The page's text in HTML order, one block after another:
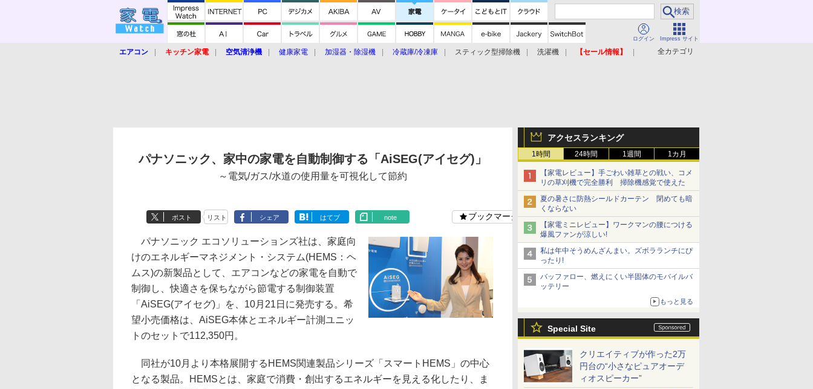
ログイン Impress サイト
全カテゴリ
エアコン キッチン家電 空気清浄機 健康家電 加湿器・除湿機 冷蔵庫/冷凍庫 スティック型掃除機 洗濯機
【セール情報】
アクセスランキング
1時間 24時間 1週間 1カ月
【家電レビュー】手ごわい雑草との戦い、コメ
リの草刈機で完全勝利 掃除機感覚で使えた
夏の暑さに防熱シールドカーテン 閉めても暗
くならない
【家電ミニレビュー】ワークマンの腰につける
爆風ファンが涼しい!
私は年中そうめんざんまい。ズボラランチにぴ
ったり!
バッファロー、燃えにくい半固体のモバイルバ
ッテリー
もっと見る
Special Site
クリエイティブが作った2万
円台の“小さなピュアオーデ
ィオスピーカー”
パナソニック、家中の家電を自動制御する「AiSEG(アイセグ)」
～電気/ガス/水道の使用量を可視化して節約
ポスト リスト シェア はてブ note ブックマーク
パナソニック エコソリューションズ社は、家庭向
けのエネルギーマネジメント・システム(HEMS：ヘ
ムス)の新製品として、エアコンなどの家電を自動で
制御し、快適さを保ちながら節電する制御装置
「AiSEG(アイセグ)」を、10月21日に発売する。希
望小売価格は、AiSEG本体とエネルギー計測ユニッ
トのセットで112,350円。
同社が10月より本格展開するHEMS関連製品シリーズ「スマートHEMS」の中心
となる製品。HEMSとは、家庭で消費・創出するエネルギーを見える化したり、ま